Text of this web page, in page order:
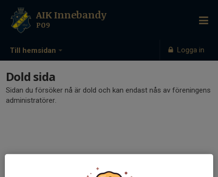
Till hemsidan Logga in
AIK Innebandy
P09
Dold sida
Sidan du försöker nå är dold och kan endast nås av föreningens
administratörer.